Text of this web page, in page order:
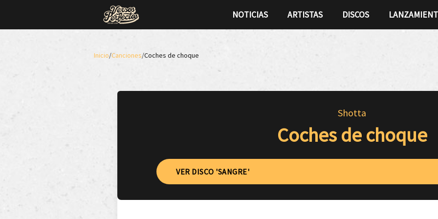
NOTICIAS ARTISTAS DISCOS
Inicio/Canciones/Coches de choque
Shotta
Coches de choque
VER DISCO 'SANGRE'